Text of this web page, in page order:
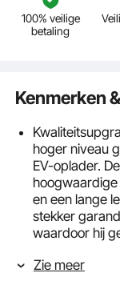
100% veilige
betaling
Kenmerken
hoger niveau
EV-oplader.
en een lange
stekker
waardoor hij
8
Zie meer